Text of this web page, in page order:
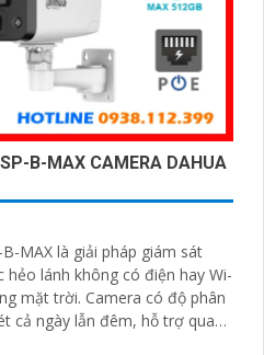
B-MAX CAMERA DAHUA
MAX là giải pháp giám sát
lánh không có điện hay Wi-
có độ phân
cả ngày lẫn đêm, hỗ trợ quan